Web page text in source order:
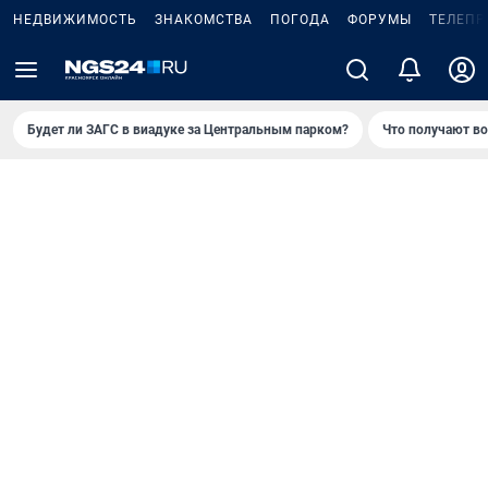
НЕДВИЖИМОСТЬ ЗНАКОМСТВА ПОГОДА ФОРУМЫ
Будет ли ЗАГС в виадуке за Центральным парком? Что получают